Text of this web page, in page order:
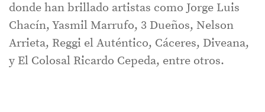
donde han brillado artistas como Jorge Luis
Chacín, Yasmil Marrufo, 3 Dueños, Nelson
Arrieta, Reggi el Auténtico, Cáceres, Diveana,
y El Colosal Ricardo Cepeda, entre otros.